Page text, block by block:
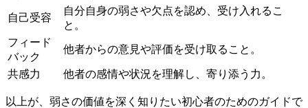
自己受容
自分自身の弱さや欠点を認め、受け入れるこ
と。
フィード
バック
他者からの意見や評価を受け取ること。
共感力 他者の感情や状況を理解し、寄り添う力。
以上が、弱さの価値を深く知りたい初心者のためのガイドで